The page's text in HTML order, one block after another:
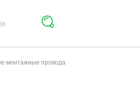
монтажные провода